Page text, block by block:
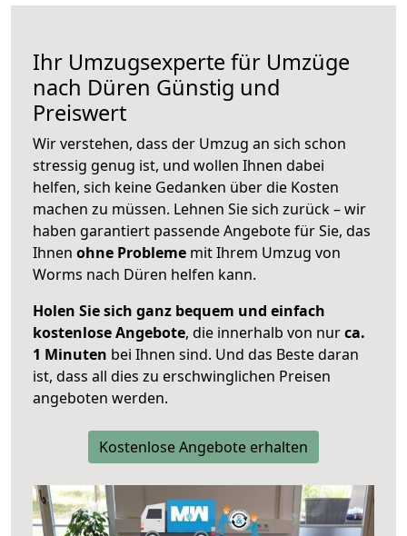
Ihr Umzugsexperte für Umzüge
nach Düren Günstig und
Preiswert
Wir verstehen, dass der Umzug an sich schon
stressig genug ist, und wollen Ihnen dabei
helfen, sich keine Gedanken über die Kosten
machen zu müssen. Lehnen Sie sich zurück – wir
haben garantiert passende Angebote für Sie, das
Ihnen ohne Probleme mit Ihrem Umzug von
Worms nach Düren helfen kann.
Holen Sie sich ganz bequem und einfach
kostenlose Angebote, die innerhalb von nurca.
1 Minuten bei Ihnen sind. Und das Beste daran
ist, dass all dies zu erschwinglichen Preisen
angeboten werden.
Kostenlose Angebote erhalten